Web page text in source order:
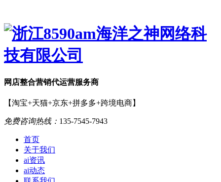
网店整合营销代运营服务商
【淘宝+天猫+京东+拼多多+跨境电商】
免费咨询热线： 135-7545-7943
首页
关于我们
ai资讯
ai动态